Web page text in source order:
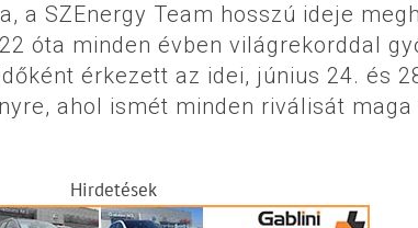
a SZEnergy Team hosszú ideje
óta minden évben világrekorddal
érkezett az idei, június 24. és
ahol ismét minden riválisát
Hirdetések